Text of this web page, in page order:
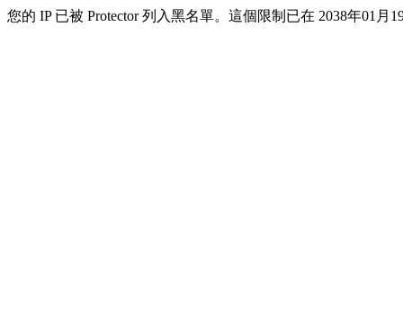
您的 IP 已被 Protector 列入黑名單。這個限制已在 2038年01月